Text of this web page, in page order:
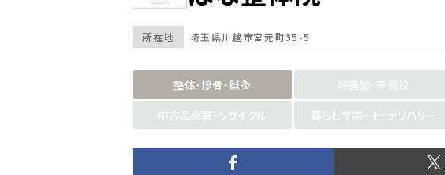
所在地 埼玉県川越市宮元町35-5
整体・接骨・鍼灸 学習塾・予備校
中古品売買・リサイクル
暮らしサポート・デリバリー